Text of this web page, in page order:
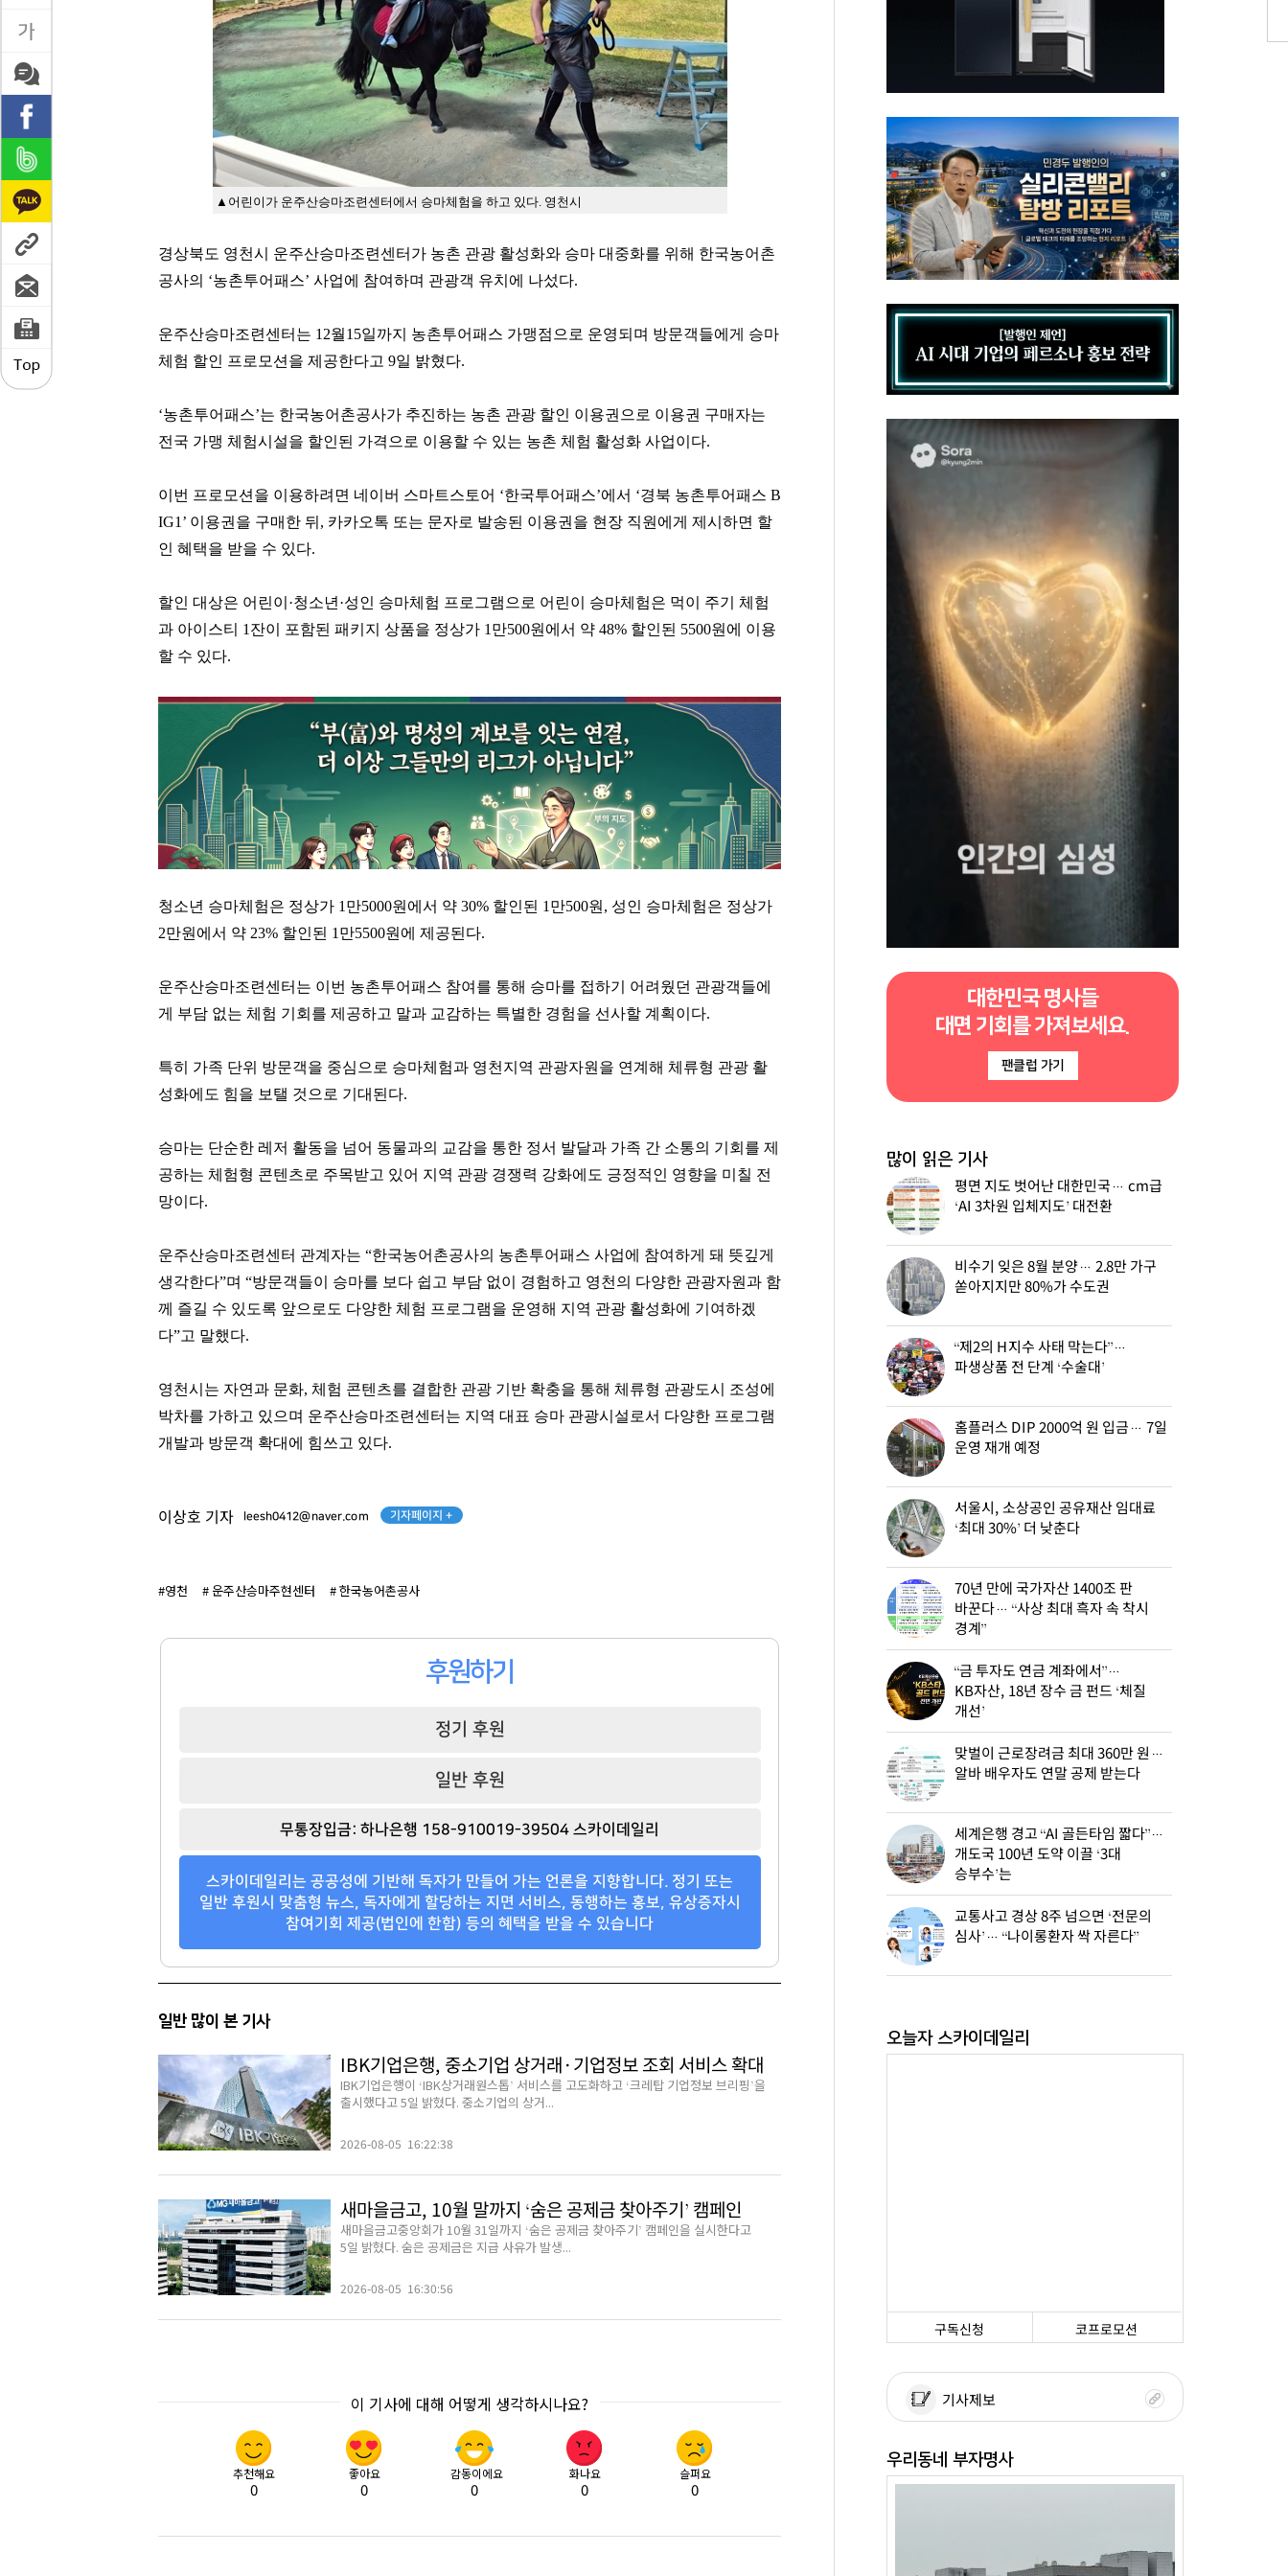
▲어린이가 운주산승마조련센터에서 승마체험을 하고 있다. 영천시
경상북도 영천시 운주산승마조련센터가 농촌 관광 활성화와 승마 대중화를 위해 한국농어촌
공사의 ‘농촌투어패스’ 사업에 참여하며 관광객 유치에 나섰다.
운주산승마조련센터는 12월15일까지 농촌투어패스 가맹점으로 운영되며 방문객들에게 승마
체험 할인 프로모션을 제공한다고 9일 밝혔다.
‘농촌투어패스’는 한국농어촌공사가 추진하는 농촌 관광 할인 이용권으로 이용권 구매자는
전국 가맹 체험시설을 할인된 가격으로 이용할 수 있는 농촌 체험 활성화 사업이다.
이번 프로모션을 이용하려면 네이버 스마트스토어 ‘한국투어패스’에서 ‘경북 농촌투어패스 B
IG1’ 이용권을 구매한 뒤, 카카오톡 또는 문자로 발송된 이용권을 현장 직원에게 제시하면 할
인 혜택을 받을 수 있다.
할인 대상은 어린이·청소년·성인 승마체험 프로그램으로 어린이 승마체험은 먹이 주기 체험
과 아이스티 1잔이 포함된 패키지 상품을 정상가 1만500원에서 약 48% 할인된 5500원에 이용
할 수 있다.
김태원
[관련 기사]
부천범박힐스테이트5단지
팬클럽 참여
박정원
주택
팬클럽 참여
최재원
트라움하우스5차
팬클럽 참여
슈가
한남리버힐
팬클럽 참여
박현주
월드빌리지
팬클럽 참여
청소년 승마체험은 정상가 1만5000원에서 약 30% 할인된 1만500원, 성인 승마체험은 정상가
2만원에서 약 23% 할인된 1만5500원에 제공된다.
운주산승마조련센터는 이번 농촌투어패스 참여를 통해 승마를 접하기 어려웠던 관광객들에
게 부담 없는 체험 기회를 제공하고 말과 교감하는 특별한 경험을 선사할 계획이다.
특히 가족 단위 방문객을 중심으로 승마체험과 영천지역 관광자원을 연계해 체류형 관광 활
성화에도 힘을 보탤 것으로 기대된다.
승마는 단순한 레저 활동을 넘어 동물과의 교감을 통한 정서 발달과 가족 간 소통의 기회를 제
공하는 체험형 콘텐츠로 주목받고 있어 지역 관광 경쟁력 강화에도 긍정적인 영향을 미칠 전
망이다.
운주산승마조련센터 관계자는 “한국농어촌공사의 농촌투어패스 사업에 참여하게 돼 뜻깊게
생각한다”며 “방문객들이 승마를 보다 쉽고 부담 없이 경험하고 영천의 다양한 관광자원과 함
께 즐길 수 있도록 앞으로도 다양한 체험 프로그램을 운영해 지역 관광 활성화에 기여하겠
다”고 말했다.
영천시는 자연과 문화, 체험 콘텐츠를 결합한 관광 기반 확충을 통해 체류형 관광도시 조성에
박차를 가하고 있으며 운주산승마조련센터는 지역 대표 승마 관광시설로서 다양한 프로그램
개발과 방문객 확대에 힘쓰고 있다.
이상호 기자 leesh0412@naver.com 기자페이지 +
#영천 # 운주산승마주현센터 # 한국농어촌공사
후원하기
정기 후원
일반 후원
무통장입금: 하나은행 158-910019-39504 스카이데일리
스카이데일리는 공공성에 기반해 독자가 만들어 가는 언론을 지향합니다. 정기 또는
일반 후원시 맞춤형 뉴스, 독자에게 할당하는 지면 서비스, 동행하는 홍보, 유상증자시
참여기회 제공(법인에 한함) 등의 혜택을 받을 수 있습니다
일반 많이 본 기사
IBK기업은행, 중소기업 상거래·기업정보 조회 서비스 확대
IBK기업은행이 ‘IBK상거래원스톱’ 서비스를 고도화하고 ‘크레탑 기업정보 브리핑’을
출시했다고 5일 밝혔다. 중소기업의 상거...
2026-08-05 16:22:38
새마을금고, 10월 말까지 ‘숨은 공제금 찾아주기’ 캠페인
새마을금고중앙회가 10월 31일까지 ‘숨은 공제금 찾아주기’ 캠페인을 실시한다고
5일 밝혔다. 숨은 공제금은 지급 사유가 발생...
2026-08-05 16:30:56
이 기사에 대해 어떻게 생각하시나요?
추천해요
0
좋아요
0
감동이에요
0
화나요
0
슬퍼요
0
대한민국 명사들
대면 기회를 가져보세요.
팬클럽 가기
많이 읽은 기사
평면 지도 벗어난 대한민국… cm급
‘AI 3차원 입체지도’ 대전환
비수기 잊은 8월 분양… 2.8만 가구
쏟아지지만 80%가 수도권
“제2의 H지수 사태 막는다”…
파생상품 전 단계 ‘수술대’
홈플러스 DIP 2000억 원 입금… 7일
운영 재개 예정
서울시, 소상공인 공유재산 임대료
‘최대 30%’ 더 낮춘다
70년 만에 국가자산 1400조 판
바꾼다… “사상 최대 흑자 속 착시
경계”
“금 투자도 연금 계좌에서”…
KB자산, 18년 장수 금 펀드 ‘체질
개선’
맞벌이 근로장려금 최대 360만 원…
알바 배우자도 연말 공제 받는다
세계은행 경고 “AI 골든타임 짧다”…
개도국 100년 도약 이끌 ‘3대
승부수’는
교통사고 경상 8주 넘으면 ‘전문의
심사’… “나이롱환자 싹 자른다”
오늘자 스카이데일리
구독신청 코프로모션
기사제보
우리동네 부자명사